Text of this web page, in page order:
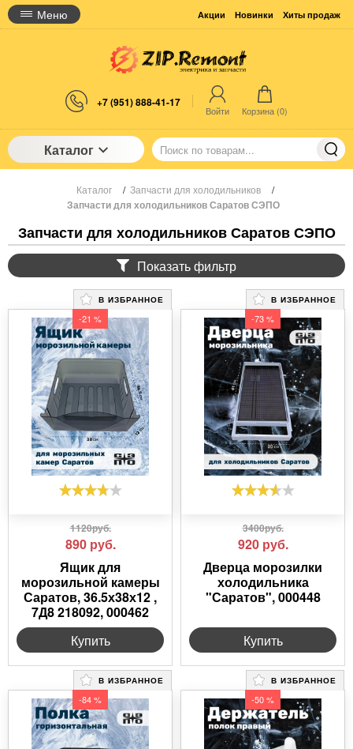
Меню Акции Новинки Хиты продаж
+7 (951) 888-41-17
Войти Корзина (0)
Каталог
Каталог / Запчасти для холодильников /
Запчасти для холодильников Саратов СЭПО
Запчасти для холодильников Саратов СЭПО
Показать фильтр
В ИЗБРАННОЕ
-21 %
1120руб.
890 руб.
Ящик для
морозильной камеры
Саратов, 36.5х38х12 ,
7Д8 218092, 000462
Купить
В ИЗБРАННОЕ
-73 %
3400руб.
920 руб.
Дверца морозилки
холодильника
"Саратов", 000448
Купить
В ИЗБРАННОЕ
-84 %
В ИЗБРАННОЕ
-50 %